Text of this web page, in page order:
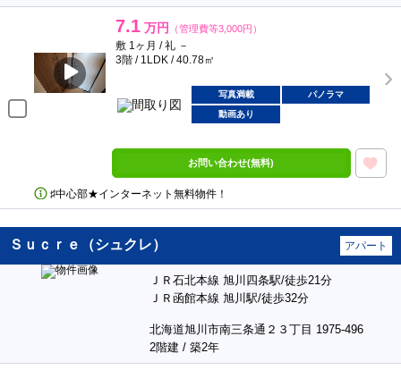
7.1 万円 （管理費等3,000円）
敷 1ヶ月 / 礼 －
3階 / 1LDK / 40.78㎡
写真満載
パノラマ
動画あり
お問い合わせ(無料)
♯中心部★インターネット無料物件！
Ｓｕｃｒｅ（シュクレ） アパート
ＪＲ石北本線 旭川四条駅/徒歩21分
ＪＲ函館本線 旭川駅/徒歩32分
北海道旭川市南三条通２３丁目 1975-496
2階建 / 築2年